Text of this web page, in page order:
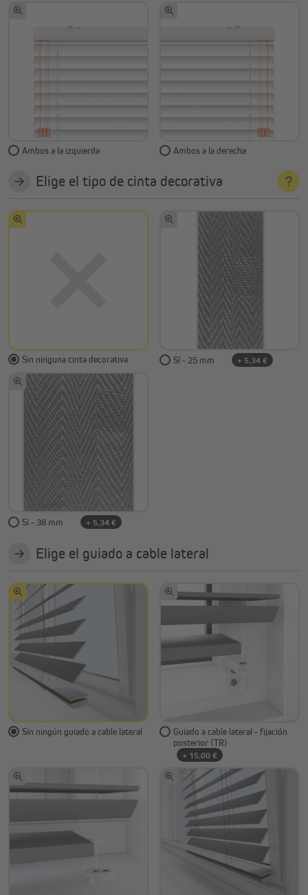
Ambos a la izquierda Ambos a la derecha
Elige el tipo de cinta decorativa
Sin ninguna cinta decorativa Sí - 25 mm + 5,34 €
Sí - 38 mm + 5,34 €
Elige el guiado a cable lateral
Sin ningún guiado a cable lateral
Guiado a cable lateral - fijación
posterior (TR)
+ 15,00 €